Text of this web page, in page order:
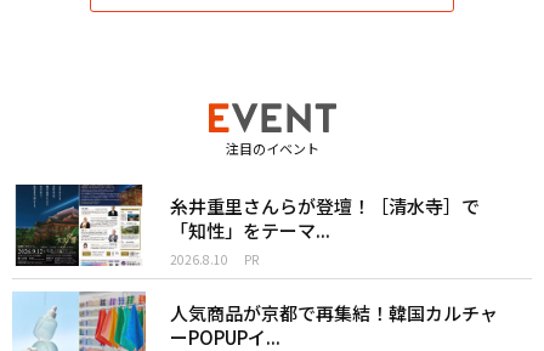
注目のイベント
糸井重里さんらが登壇！［清水寺］で
「知性」をテーマ...
2026.8.10 PR
人気商品が京都で再集結！韓国カルチャ
ーPOPUPイ...